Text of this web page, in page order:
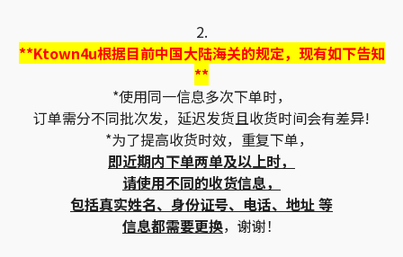
2.
**Ktown4u根据目前中国大陆海关的规定，现有如下告知
**
*使用同一信息多次下单时，
订单需分不同批次发，延迟发货且收货时间会有差异!
*为了提高收货时效，重复下单，
即近期内下单两单及以上时，
请使用不同的收货信息，
包括真实姓名、身份证号、电话、地址 等
信息都需要更换，谢谢！